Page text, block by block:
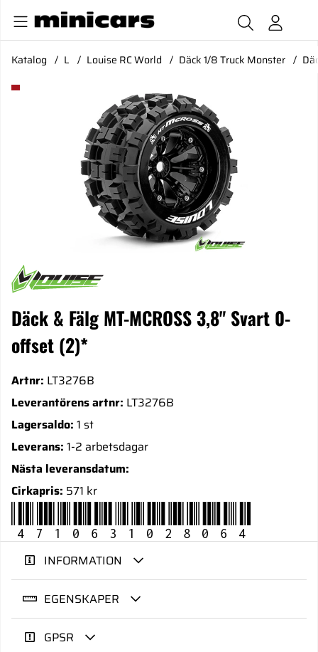
Katalog L Louise RC World Däck 1/8 Truck Monster
Produktbilder Däck & Fälg MT-MCROSS 3,8" Svart 0-offset
Däck & Fälg MT-MCROSS 3,8" Svart 0-
offset (2)*
Artnr: LT3276B
Leverantörens artnr: LT3276B
Lagersaldo: 1 st
Leverans: 1-2 arbetsdagar
Nästa leveransdatum:
Cirkapris: 571 kr
4710631028064
INFORMATION
EGENSKAPER
GPSR